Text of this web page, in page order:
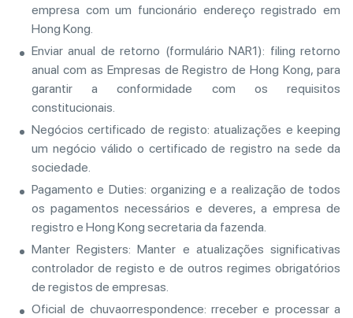
empresa com um funcionário endereço registrado em
Hong Kong.
Enviar anual de retorno (formulário NAR1): filing retorno
anual com as Empresas de Registro de Hong Kong, para
garantir a conformidade com os requisitos
constitucionais.
Negócios certificado de registo: atualizações e keeping
um negócio válido o certificado de registro na sede da
sociedade.
Pagamento e Duties: organizing e a realização de todos
os pagamentos necessários e deveres, a empresa de
registro e Hong Kong secretaria da fazenda.
Manter Registers: Manter e atualizações significativas
controlador de registo e de outros regimes obrigatórios
de registos de empresas.
Oficial de chuvaorrespondence: rreceber e processar a